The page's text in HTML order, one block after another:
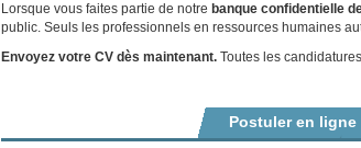
Lorsque vous faites partie de notre banque confidentielle
public. Seuls les professionnels en ressources humaines
Envoyez votre CV dès maintenant. Toutes les
Postuler en ligne